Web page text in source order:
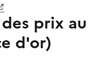
prix au
d'or)